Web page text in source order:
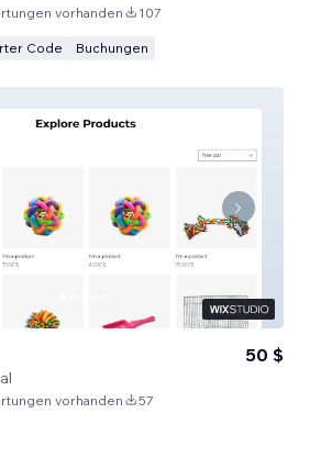
vorhanden 107
Code Buchungen
50 $
vorhanden 57